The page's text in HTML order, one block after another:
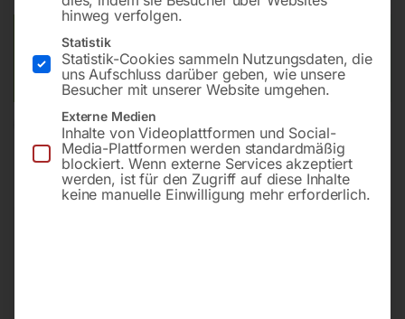
Versandkosten Standard (Österreich):
Bitte beachten Sie: Die Versandkosten gelten für Österreich.
Andere Länder können abweichen.
In den Warenkorb
hinweg verfolgen.
Statistik
Statistik-Cookies sammeln Nutzungsdaten, die
uns Aufschluss darüber geben, wie unsere
Besucher mit unserer Website umgehen.
Externe Medien
Inhalte von Videoplattformen und Social-
Media-Plattformen werden standardmäßig
blockiert. Wenn externe Services akzeptiert
werden, ist für den Zugriff auf diese Inhalte
keine manuelle Einwilligung mehr erforderlich.